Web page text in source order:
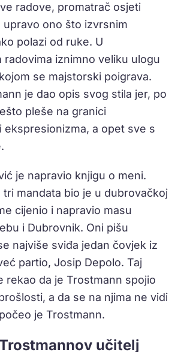
radove, promatrač osjeti
upravo ono što izvrsnim
polazi od ruke. U
radovima iznimno veliku ulogu
se majstorski poigrava.
je dao opis svog stila jer, po
pleše na granici
ekspresionizma, a opet sve s
je napravio knjigu o meni.
tri mandata bio je u dubrovačkoj
cijenio i napravio masu
i Dubrovnik. Oni pišu
najviše sviđa jedan čovjek iz
partio, Josip Depolo. Taj
rekao da je Trostmann spojio
a da se na njima ne vidi
je Trostmann.
učitelj